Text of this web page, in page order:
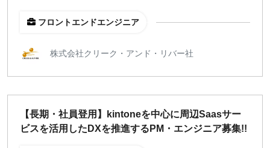
京都
募集状況
募集中のみ表示
時給
フロントエンドエンジニア
株式会社クリーク・アンド・リバー社
【長期・社員登用】kintoneを中心に周辺Saasサー
ビスを活用したDXを推進するPM・エンジニア募集!!